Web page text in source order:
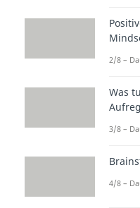
2/8 –
Was
3/8 –
4/8 –